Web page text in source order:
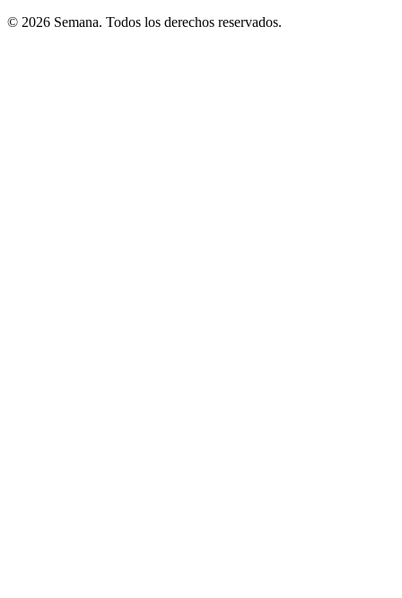
© 2026 Semana. Todos los derechos reservados.